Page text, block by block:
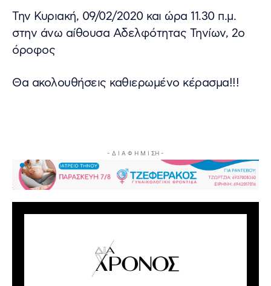
Την Κυριακή, 09/02/2020 και ώρα 11.30 π.μ.
στην άνω αίθουσα Αδελφότητας Τηνίων, 2ο
όροφος
Θα ακολουθήσεις καθιερωμένο κέρασμα!!!
- Δ Ι Α Φ Η Μ Ι ΣΗ -